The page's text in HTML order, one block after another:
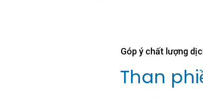
Góp ý chất lượng
Than